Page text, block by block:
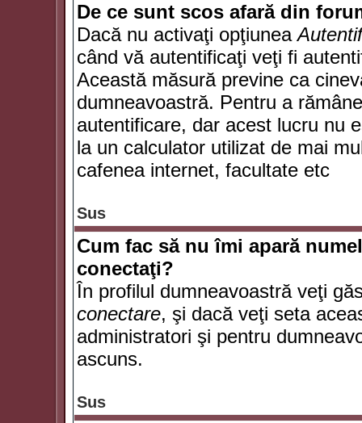
De ce sunt scos afară din
Dacă nu activaţi opţiunea
când vă autentificaţi veţi fi
Această măsură previne ca
dumneavoastră. Pentru a
autentificare, dar acest lucru nu
la un calculator utilizat de mai
cafenea internet, facultate etc
Sus
Cum fac să nu îmi apară
conectaţi?
În profilul dumneavoastră veţi
conectare, şi dacă veţi seta
administratori şi pentru
ascuns.
Sus